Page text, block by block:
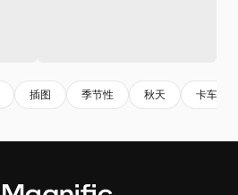
插图 季节性 秋天 卡车